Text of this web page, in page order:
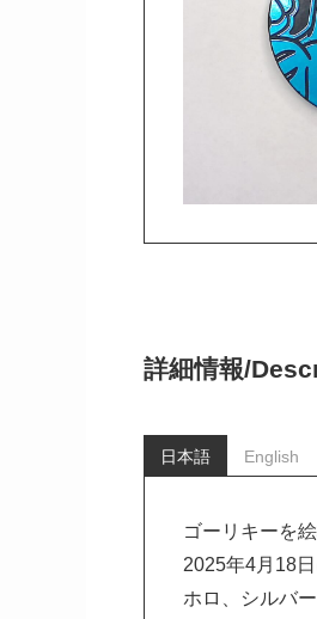
詳細情報/
日本語 English
ゴーリキーを
2025年4月18
ホロ、シルバ